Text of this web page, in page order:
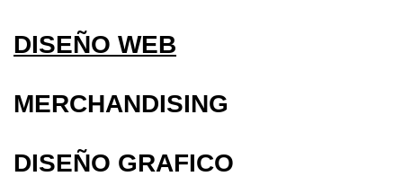
DISEÑO WEB
MERCHANDISING
DISEÑO GRAFICO